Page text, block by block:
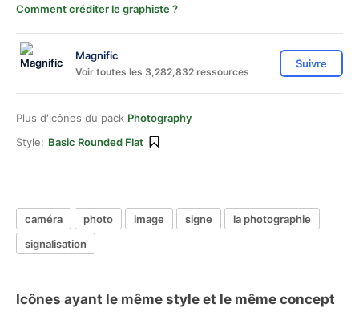
Comment créditer le graphiste ?
Magnific
Voir toutes les 3,282,832 ressources
Suivre
Plus d'icônes du pack Photography
Style: Basic Rounded Flat
caméra photo image signe
la photographie
signalisation
Icônes ayant le même style et le même concept